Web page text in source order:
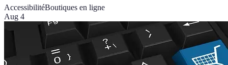
AccessibilitéBoutiques en ligne
Aug 4